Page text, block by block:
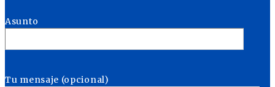
Asunto
Tu mensaje (opcional)